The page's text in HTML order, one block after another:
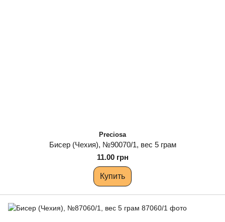
Preciosa
Бисер (Чехия), №90070/1, вес 5 грам
11.00 грн
Купить